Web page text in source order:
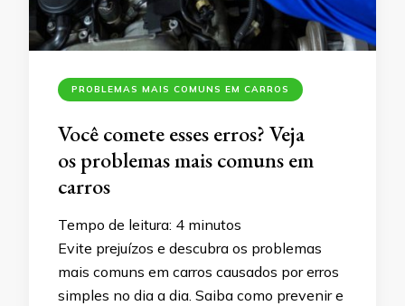
PROBLEMAS MAIS COMUNS EM CARROS
Você comete esses erros? Veja
os problemas mais comuns em
carros
Tempo de leitura: 4 minutos
Evite prejuízos e descubra os problemas
mais comuns em carros causados por erros
simples no dia a dia. Saiba como prevenir e